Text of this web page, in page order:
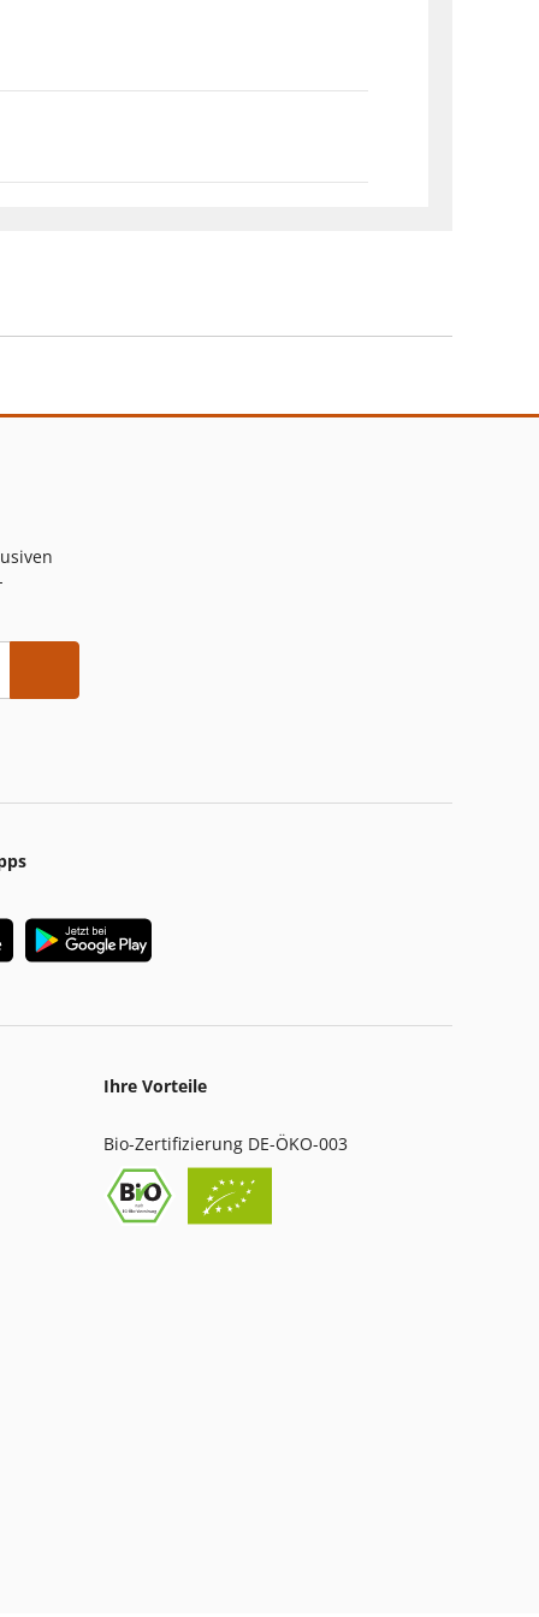
Ihre Vorteile
Bio-Zertifizierung DE-ÖKO-003